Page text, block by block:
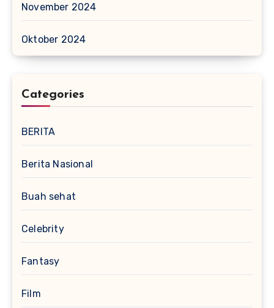
November 2024
Oktober 2024
Categories
BERITA
Berita Nasional
Buah sehat
Celebrity
Fantasy
Film